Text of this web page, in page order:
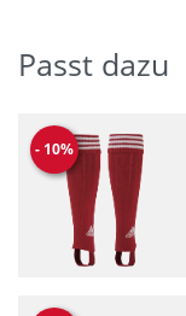
Passt dazu
- 10%